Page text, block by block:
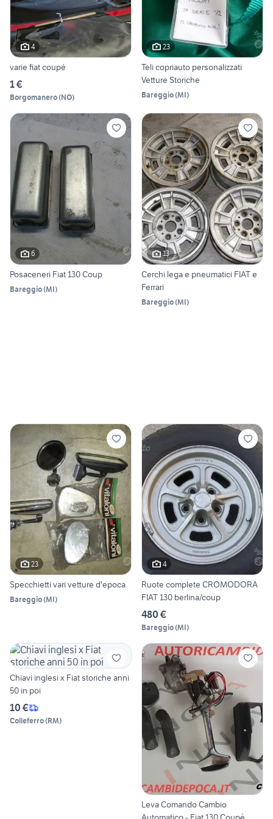
4
varie fiat coupé
1 €
Borgomanero(NO)
23
Teli copriauto personalizzati
Vetture Storiche
Bareggio(MI)
6
Posaceneri Fiat 130 Coup
Bareggio(MI)
13
Cerchi lega e pneumatici FIAT e
Ferrari
Bareggio(MI)
23
Specchietti vari vetture d'epoca
Bareggio(MI)
4
Ruote complete CROMODORA
FIAT 130 berlina/coup
480 €
Bareggio(MI)
Chiavi inglesi x Fiat storiche anni
50 in poi
10 €
Colleferro(RM)
Leva Comando Cambio